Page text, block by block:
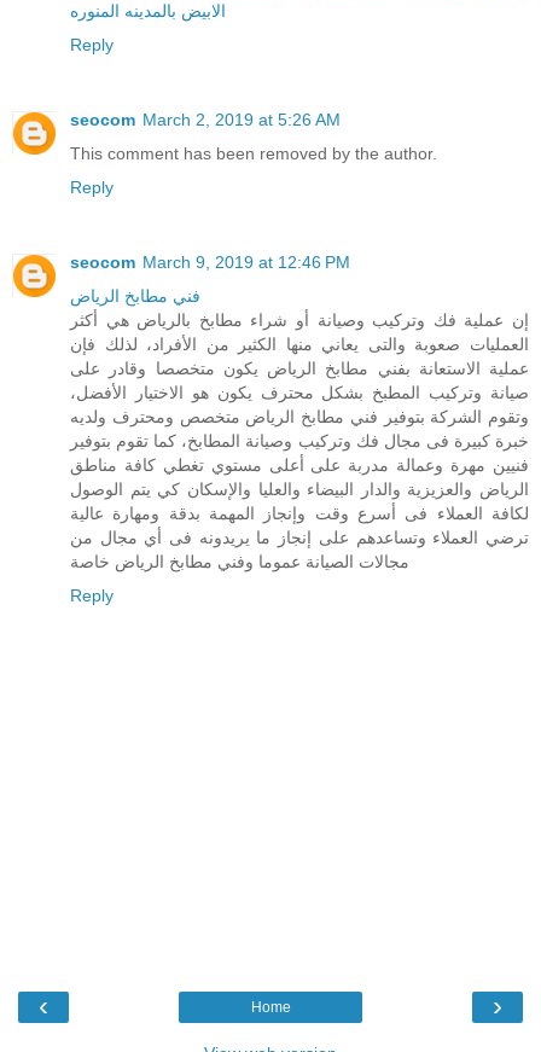
الابيض بالمدينه المنوره
Reply
seocom March 2, 2019 at 5:26 AM
This comment has been removed by the author.
Reply
seocom March 9, 2019 at 12:46 PM
فني مطابخ الرياض
إن عملية فك وتركيب وصيانة أو شراء مطابخ بالرياض هي أكثر
العمليات صعوبة والتى يعاني منها الكثير من الأفراد، لذلك فإن
عملية الاستعانة بفني مطابخ الرياض يكون متخصصا وقادر على
صيانة وتركيب المطبخ بشكل محترف يكون هو الاختيار الأفضل،
وتقوم الشركة بتوفير فني مطابخ الرياض متخصص ومحترف ولديه
خبرة كبيرة فى مجال فك وتركيب وصيانة المطابخ، كما تقوم بتوفير
فنيين مهرة وعمالة مدربة على أعلى مستوي تغطي كافة مناطق
الرياض والعزيزية والدار البيضاء والعليا والإسكان كي يتم الوصول
لكافة العملاء فى أسرع وقت وإنجاز المهمة بدقة ومهارة عالية
ترضي العملاء وتساعدهم على إنجاز ما يريدونه فى أي مجال من
مجالات الصيانة عموما وفني مطابخ الرياض خاصة
Reply
‹ ›
Home